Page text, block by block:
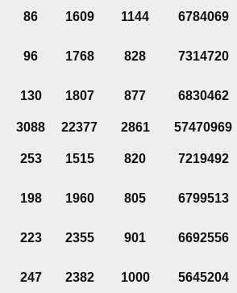
86 1609 1144 6784069
96 1768 828 7314720
130 1807 877 6830462
3088 22377 2861
57470969
253 1515 820 7219492
198 1960 805 6799513
223 2355 901 6692556
247 2382 1000 5645204